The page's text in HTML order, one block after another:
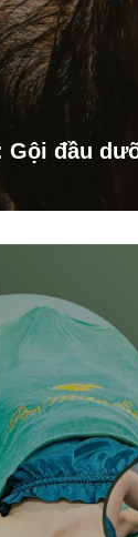
Gội đầu